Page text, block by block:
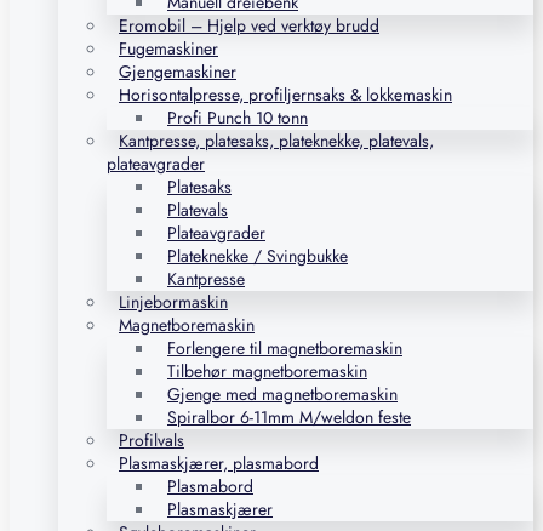
Eromobil – Hjelp ved verktøy brudd
Fugemaskiner
Gjengemaskiner
Horisontalpresse, profiljernsaks & lokkemaskin
Profi Punch 10 tonn
Kantpresse, platesaks, plateknekke, platevals,
plateavgrader
Platesaks
Platevals
Plateavgrader
Plateknekke / Svingbukke
Kantpresse
Linjebormaskin
Magnetboremaskin
Forlengere til magnetboremaskin
Tilbehør magnetboremaskin
Gjenge med magnetboremaskin
Spiralbor 6-11mm M/weldon feste
Profilvals
Plasmaskjærer, plasmabord
Plasmabord
Plasmaskjærer